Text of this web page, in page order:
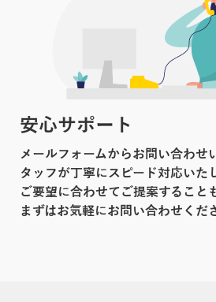
安心サポート
メールフォームからお問い合わせ
タッフが丁寧にスピード対応いた
ご要望に合わせてご提案すること
まずはお気軽にお問い合わせくだ